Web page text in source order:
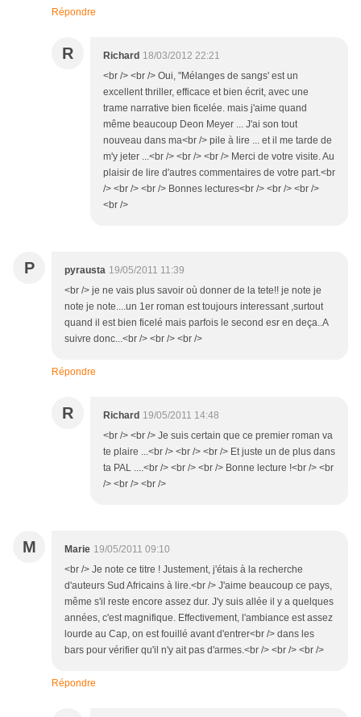
Répondre
R Richard 18/03/2012 22:21
<br /> <br /> Oui, "Mélanges de sangs' est un
excellent thriller, efficace et bien écrit, avec une
trame narrative bien ficelée. mais j'aime quand
même beaucoup Deon Meyer ... J'ai son tout
nouveau dans ma<br /> pile à lire ... et il me tarde de
m'y jeter ...<br /> <br /> <br /> Merci de votre visite. Au
plaisir de lire d'autres commentaires de votre part.<br
/> <br /> <br /> Bonnes lectures<br /> <br /> <br />
<br />
P pyrausta 19/05/2011 11:39
<br /> je ne vais plus savoir où donner de la tete!! je note je
note je note....un 1er roman est toujours interessant ,surtout
quand il est bien ficelé mais parfois le second esr en deça..A
suivre donc...<br /> <br /> <br />
Répondre
R Richard 19/05/2011 14:48
<br /> <br /> Je suis certain que ce premier roman va
te plaire ...<br /> <br /> <br /> Et juste un de plus dans
ta PAL ....<br /> <br /> <br /> Bonne lecture !<br /> <br
/> <br /> <br />
M Marie 19/05/2011 09:10
<br /> Je note ce titre ! Justement, j'étais à la recherche
d'auteurs Sud Africains à lire.<br /> J'aime beaucoup ce pays,
même s'il reste encore assez dur. J'y suis allée il y a quelques
années, c'est magnifique. Effectivement, l'ambiance est assez
lourde au Cap, on est fouillé avant d'entrer<br /> dans les
bars pour vérifier qu'il n'y ait pas d'armes.<br /> <br /> <br />
Répondre